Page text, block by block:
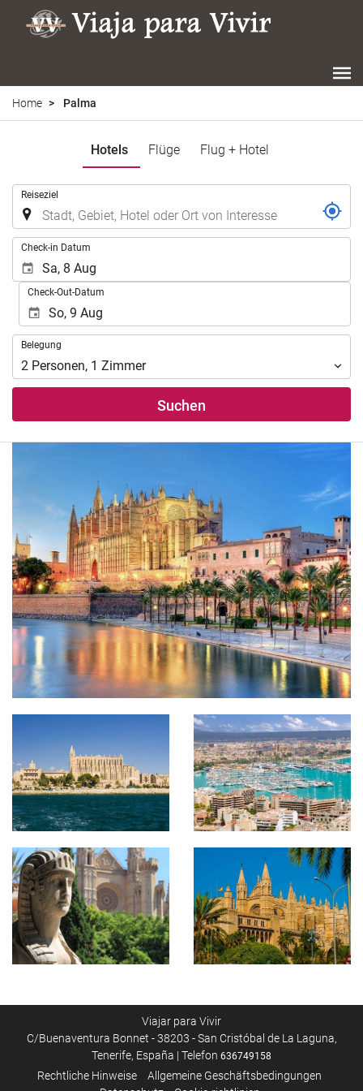
Home Palma
Hotels Flüge Flug + Hotel
Reiseziel
Check-in Datum
Check-Out-Datum
Belegung
Belegung
2 Personen, 1 Zimmer
Suchen
Viajar para Vivir
C/Buenaventura Bonnet - 38203 - San Cristóbal de La Laguna,
Tenerife, España | Telefon 636749158
Rechtliche Hinweise
Allgemeine Geschäftsbedingungen